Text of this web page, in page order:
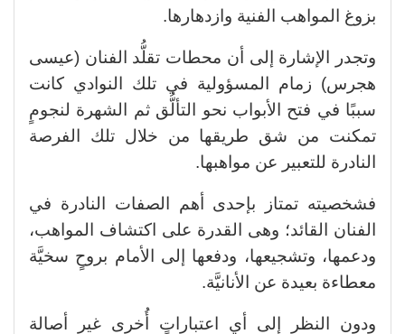
بزوغ المواهب الفنية وازدهارها.
وتجدر الإشارة إلى أن محطات تقلُّد الفنان (عيسى
هجرس) زمام المسؤولية في تلك النوادي كانت
سببًا في فتح الأبواب نحو التألُّق ثم الشهرة لنجومٍ
تمكنت من شق طريقها من خلال تلك الفرصة
النادرة للتعبير عن مواهبها.
فشخصيته تمتاز بإحدى أهم الصفات النادرة في
الفنان القائد؛ وهى القدرة على اكتشاف المواهب،
ودعمها، وتشجيعها، ودفعها إلى الأمام بروحٍ سخيَّة
معطاءة بعيدة عن الأنانيَّة.
ودون النظر إلى أي اعتباراتٍ أُخرى غير أصالة